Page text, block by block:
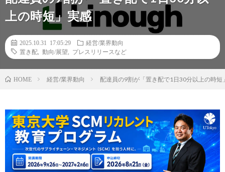
上の時短」実感
2025.10.31 17:05:29
経営/業界動向
置き配
動向/展望 プレスリリースなど
HOME 経営/業界動向 配達員の9割が「置き配で1日30分以上の時短